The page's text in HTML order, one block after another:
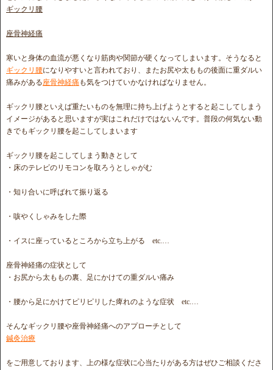
ギックリ腰
座骨神経痛
寒いと身体の血流が悪くなり筋肉や関節が硬くなってしまいます。そうなると
ギックリ腰になりやすいと言われており、またお尻や太ももの後面に重ダルい
痛みがある座骨神経痛 も気をつけていかなければなりません。
ギックリ腰といえば重たいものを無理に持ち上げようとすると起こしてしまう
イメージがあると思いますが実はこれだけではないんです。普段の何気ない動
きでもギックリ腰を起こしてしまいます
ギックリ腰を起こしてしまう動きとして
・床のテレビのリモコンを取ろうとしゃがむ
・知り合いに呼ばれて振り返る
・咳やくしゃみをした際
・イスに座っているところから立ち上がる etc.…
座骨神経痛の症状として
・お尻から太ももの裏、足にかけての重ダルい痛み
・腰から足にかけてピリピリした痺れのような症状 etc.…
そんなギックリ腰や座骨神経痛へのアプローチとして
鍼灸治療
をご用意しております、上の様な症状に心当たりがある方はぜひご相談くださ